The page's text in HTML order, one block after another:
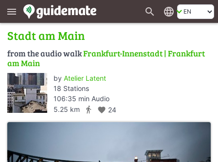
menu search language
Stadt am Main
from the audio walkFrankfurt-Innenstadt | Frankfurt
am Main
by Atelier Latent
18 Stations
106:35 min Audio
5.25 km
directions_walk favorite 24